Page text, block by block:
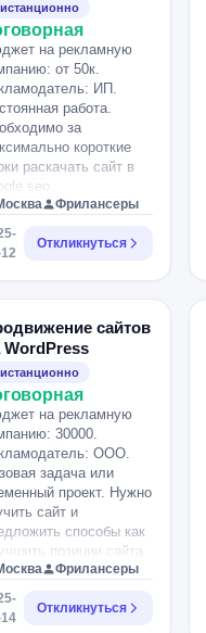
на рекламную
от 50к.
ИП.
работа.
за
короткие
раскачать сайт в
seo.
Фрилансеры
Откликнуться
сайтов
WordPress
на рекламную
30000.
ООО.
задача или
проект. Нужно
сайт и
способы как
позиции сайта
повысить его
потому что после
компании от
Фрилансеры
Откликнуться